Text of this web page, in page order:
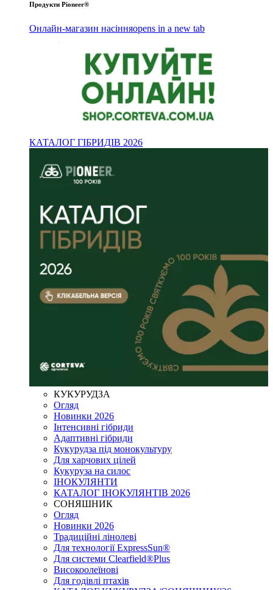
Продукти Pioneer®
Онлайн-магазин насінняopens in a new tab
КАТАЛОГ ГІБРИДІВ 2026
КУКУРУДЗА
Огляд
Новинки 2026
Інтенсивні гібриди
Адаптивні гібриди
Кукурудза під монокультуру
Для харчових цілей
Кукуруза на силос
ІНОКУЛЯНТИ
КАТАЛОГ ІНОКУЛЯНТІВ 2026
СОНЯШНИК
Огляд
Новинки 2026
Традиційні лінолеві
Для технології ExpressSun®
Для системи Clearfield®Plus
Високоолеїнові
Для годівлі птахів